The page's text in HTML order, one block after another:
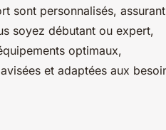
sont personnalisés, assurant
soyez débutant ou expert,
optimaux,
et adaptées aux